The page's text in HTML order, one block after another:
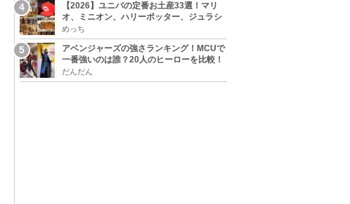
【2026】ユニバの定番お土産33選！マリ
オ、ミニオン、ハリーポッター、ジュラシ
ックパーク、セサミ、SINGなどのグッズ情
報
めっち
アベンジャーズの強さランキング！MCUで
一番強いのは誰？20人のヒーローを比較！
だんだん